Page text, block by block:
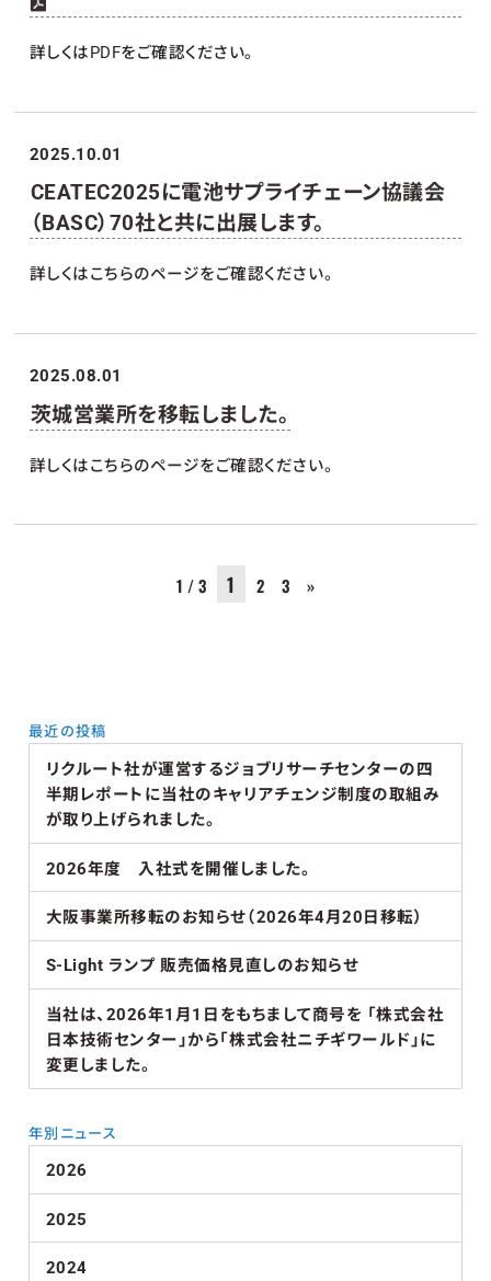
詳しくはPDFをご確認ください。
2025.10.01
CEATEC2025に電池サプライチェーン協議会
（BASC）70社と共に出展します。
詳しくはこちらのページをご確認ください。
2025.08.01
茨城営業所を移転しました。
詳しくはこちらのページをご確認ください。
1 / 3 1 2 3 »
最近の投稿
リクルート社が運営するジョブリサーチセンターの四
半期レポートに当社のキャリアチェンジ制度の取組み
が取り上げられました。
2026年度 入社式を開催しました。
大阪事業所移転のお知らせ（2026年4月20日移転）
S-Light ランプ 販売価格見直しのお知らせ
当社は、2026年1月1日をもちまして商号を 「株式会社
日本技術センター」から「株式会社ニチギワールド」に
変更しました。
年別ニュース
2026
2025
2024